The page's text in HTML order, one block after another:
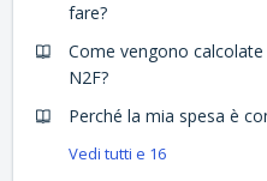
fare?
Come vengono
N2F?
Perché la mia spesa è
Vedi tutti e 16